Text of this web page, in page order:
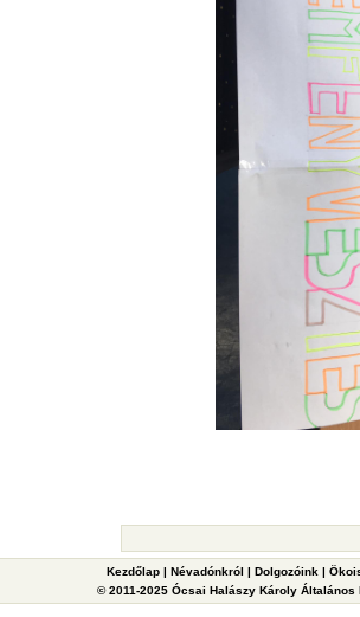
Kezdőlap | Névadónkról | Dolgozóink |
© 2011-2025 Ócsai Halászy Károly